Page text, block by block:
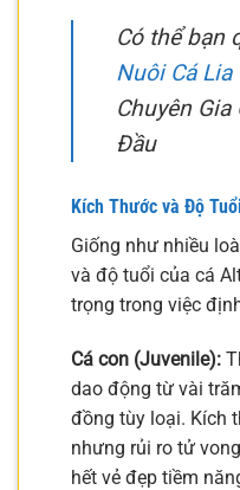
Có thể bạn
Nuôi Cá Lia
Chuyên
Đầu
Kích Thước và Độ
Giống như nhiều
và độ tuổi của cá
trọng trong việc
Cá con (Juvenile):
dao động từ vài
đồng tùy loại. Kích
nhưng rủi ro tử
hết vẻ đẹp tiềm